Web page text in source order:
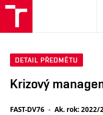
DETAIL PŘEDMĚTU
Krizový
FAST-DV76 Ak. rok: 2022/